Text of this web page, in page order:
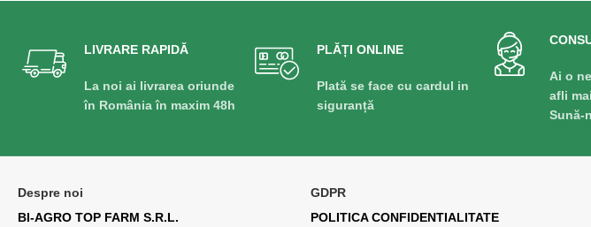
LIVRARE RAPIDĂ
La noi ai livrarea oriunde
în România în maxim 48h
PLĂȚI ONLINE
Plată se face cu cardul in
siguranță
Ai o
afli
Sună-
Despre noi
BI-AGRO TOP FARM S.R.L.
GDPR
POLITICA CONFIDENTIALITATE